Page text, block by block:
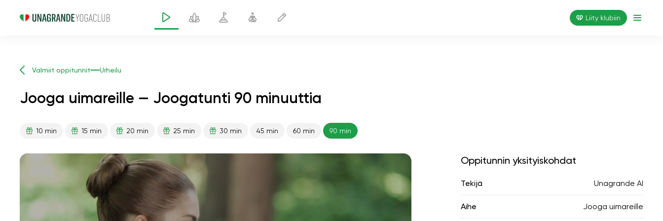
Liity klubiin
Valmiit oppitunnit Urheilu
Jooga uimareille — Joogatunti 90 minuuttia
10 min 15 min 20 min 25 min 30 min 45 min 60 min 90 min
Oppitunnin yksityiskohdat
Tekijä Unagrande AI
Aihe Jooga uimareille